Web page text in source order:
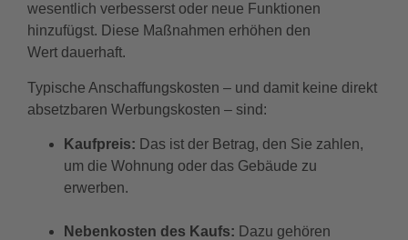
wesentlich verbesserst oder neue Funktionen
hinzufügst. Diese Maßnahmen erhöhen den
Wert dauerhaft.
Typische Anschaffungskosten – und damit keine direkt
absetzbaren Werbungskosten – sind:
Kaufpreis: Das ist der Betrag, den Sie zahlen,
um die Wohnung oder das Gebäude zu
erwerben.
Nebenkosten des Kaufs: Dazu gehören